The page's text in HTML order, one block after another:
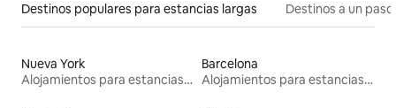
Destinos populares para estancias largas Destinos a un
Nueva York
Alojamientos para estancias largas
Barcelona
Alojamientos para estancias largas